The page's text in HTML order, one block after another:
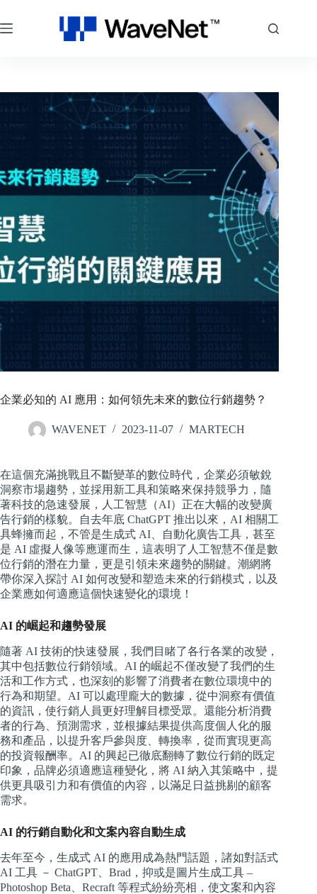
至
主
企業必知的 AI 應用：如何領先未來的數位行銷趨勢？
WAVENET 2023-11-07 MARTECH
在這個充滿挑戰且不斷變革的數位時代，企業必須敏銳
洞察市場趨勢，並採用新工具和策略來保持競爭力，隨
著科技的急速發展，人工智慧（AI）正在大幅的改變廣
告行銷的樣貌。自去年底 ChatGPT 推出以來，AI 相關工
具蜂擁而起，不管是生成式 AI、自動化廣告工具，甚至
是 AI 虛擬人像等應運而生，這表明了人工智慧不僅是數
位行銷的潛在力量，更是引領未來趨勢的關鍵。潮網將
帶你深入探討 AI 如何改變和塑造未來的行銷模式，以及
企業應如何適應這個快速變化的環境！
AI 的崛起和趨勢發展
隨著 AI 技術的快速發展，我們目睹了各行各業的改變，
其中包括數位行銷領域。AI 的崛起不僅改變了我們的生
活和工作方式，也深刻的影響了消費者在數位環境中的
行為和期望。AI 可以處理龐大的數據，從中洞察有價值
的資訊，使行銷人員更好理解目標受眾。還能分析消費
者的行為、預測需求，並根據結果提供高度個人化的服
務和產品，以提升客戶參與度、轉換率，從而實現更高
的投資報酬率。AI 的興起已徹底翻轉了數位行銷的既定
印象，品牌必須適應這種變化，將 AI 納入其策略中，提
供更具吸引力和有價值的內容，以滿足日益挑剔的顧客
需求。
AI 的行銷自動化和文案內容自動生成
去年至今，生成式 AI 的應用成為熱門話題，諸如對話式
AI 工具 － ChatGPT、Brad，抑或是圖片生成工具 –
Photoshop Beta、Recraft 等程式紛紛亮相，使文案和內容